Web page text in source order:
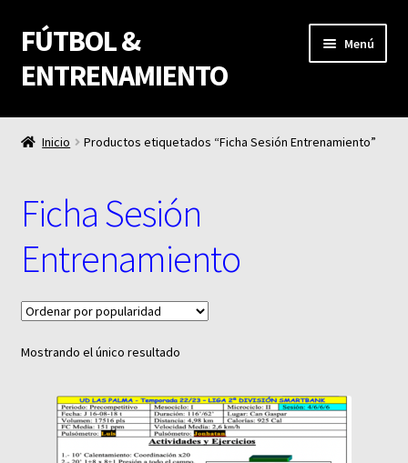
Ir
a
la
Ir
al
contenido
FÚTBOL &
ENTRENAMIENTO
Menú
Fútbol & Entrenamiento
Finalizar compra
Mi cuenta
Inicio Productos etiquetados “Ficha Sesión Entrenamiento”
Ficha Sesión
Entrenamiento
Mostrando el único resultado